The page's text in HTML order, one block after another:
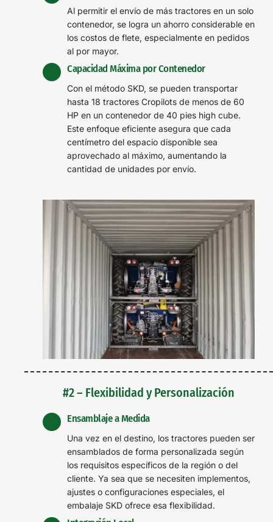
Al permitir el envío de más tractores en un solo
contenedor, se logra un ahorro considerable en
los costos de flete, especialmente en pedidos
al por mayor.
Capacidad Máxima por Contenedor
Con el método SKD, se pueden transportar
hasta 18 tractores Cropilots de menos de 60
HP en un contenedor de 40 pies high cube.
Este enfoque eficiente asegura que cada
centímetro del espacio disponible sea
aprovechado al máximo, aumentando la
cantidad de unidades por envío.
#2 – Flexibilidad y Personalización
Ensamblaje a Medida
Una vez en el destino, los tractores pueden ser
ensamblados de forma personalizada según
los requisitos específicos de la región o del
cliente. Ya sea que se necesiten implementos,
ajustes o configuraciones especiales, el
embalaje SKD ofrece esa flexibilidad.